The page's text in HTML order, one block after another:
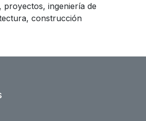
proyectos, ingeniería de
construcción